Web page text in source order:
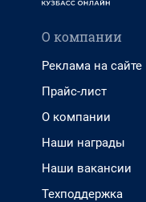
О компании
Реклама на сайте
Прайс-лист
О компании
Наши награды
Наши вакансии
Техподдержка